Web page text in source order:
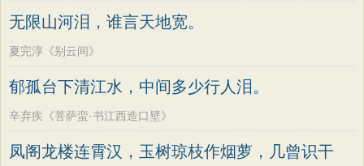
无限山河泪，谁言天地宽。
夏完淳《别云间》
郁孤台下清江水，中间多少行人泪。
辛弃疾《菩萨蛮·书江西造口壁》
凤阁龙楼连霄汉，玉树琼枝作烟萝，几曾识干